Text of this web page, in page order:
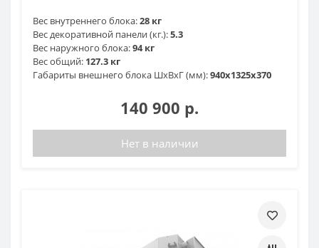
Вес внутреннего блока:28 кг
Вес декоративной панели (кг.):5.3
Вес наружного блока:94 кг
Вес общий: 127.3 кг
Габариты внешнего блока ШхВхГ (мм):940х1325х370
140 900 р.
Нет в наличии